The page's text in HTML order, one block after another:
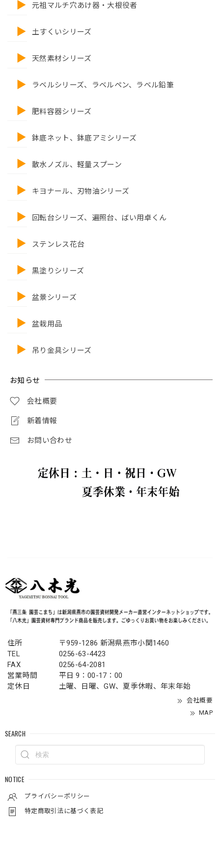
元祖マルチ穴あけ器・大根役者
土すくいシリーズ
天然素材シリーズ
ラベルシリーズ、ラベルペン、ラベル鉛筆
肥料容器シリーズ
鉢底ネット、鉢底アミシリーズ
散水ノズル、軽量スプーン
キヨナール、刃物油シリーズ
回転台シリーズ、遍照台、ばい用卓くん
ステンレス花台
黒塗りシリーズ
盆景シリーズ
盆栽用品
吊り金具シリーズ
お知らせ
会社概要
新着情報
お問い合わせ
住所
〒959-1286 新潟県燕市小関1460
TEL
0256-63-4423
FAX
0256-64-2081
営業時間
平日 9：00-17：00
定休日
土曜、日曜、GW、夏季休暇、年末年始
会社概要
MAP
SEARCH
NOTICE
プライバシーポリシー
特定商取引法に基づく表記